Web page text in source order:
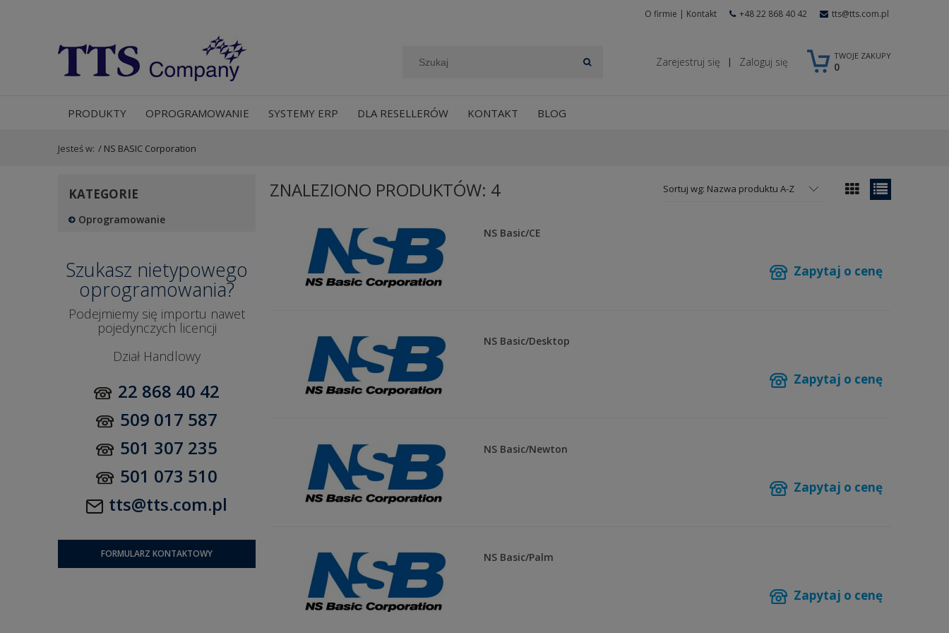
O firmie | Kontakt +48 22 868 40 42 tts@tts.com.pl
TWOJE ZAKUPY
0
Zarejestruj się | Zaloguj się
PRODUKTY OPROGRAMOWANIE SYSTEMY ERP DLA RESELLERÓW KONTAKT BLOG
Jesteś w: / NS BASIC Corporation
KATEGORIE
Oprogramowanie
Szukasz nietypowego
oprogramowania?
Podejmiemy się importu nawet
pojedynczych licencji
Dział Handlowy
22 868 40 42
509 017 587
501 307 235
501 073 510
tts@tts.com.pl
FORMULARZ KONTAKTOWY
ZNALEZIONO PRODUKTÓW: 4 Sortuj wg: Nazwa produktu A-Z
NS Basic/CE
Zapytaj o cenę
NS Basic/Desktop
Zapytaj o cenę
NS Basic/Newton
Zapytaj o cenę
NS Basic/Palm
Zapytaj o cenę